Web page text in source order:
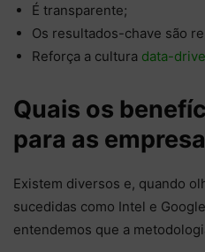
É transparente;
Os resultados-chave são
Reforça a cultura data-
Quais os
para as
Existem diversos e, quando
sucedidas como Intel e
entendemos que a